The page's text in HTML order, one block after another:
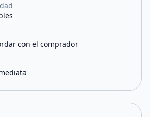
con el comprador